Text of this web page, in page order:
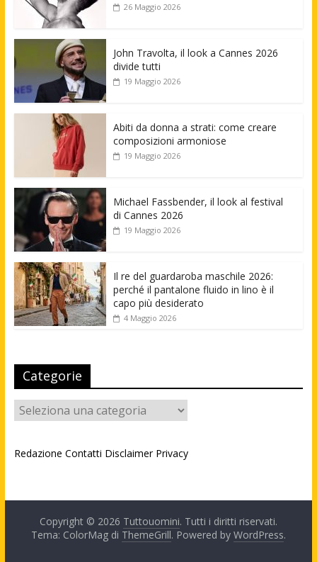
26 Maggio 2026
John Travolta, il look a Cannes 2026
divide tutti
19 Maggio 2026
Abiti da donna a strati: come creare
composizioni armoniose
19 Maggio 2026
Michael Fassbender, il look al festival
di Cannes 2026
19 Maggio 2026
Il re del guardaroba maschile 2026:
perché il pantalone fluido in lino è il
capo più desiderato
4 Maggio 2026
Categorie
Categorie
Redazione Contatti Disclaimer Privacy
Copyright © 2026 Tuttouomini. Tutti i diritti riservati.
Tema: ColorMag di ThemeGrill. Powered by WordPress.